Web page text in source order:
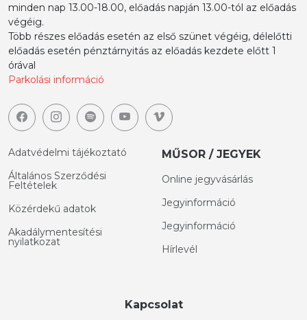
minden nap 13.00-18.00, előadás napján 13.00-tól az előadás
végéig.
Több részes előadás esetén az első szünet végéig, délelőtti
előadás esetén pénztárnyitás az előadás kezdete előtt 1
órával
Parkolási információ
Adatvédelmi tájékoztató
Általános Szerződési
Feltételek
Közérdekű adatok
Akadálymentesítési
nyilatkozat
MŰSOR / JEGYEK
Online jegyvásárlás
Jegyinformáció
Jegyinformáció
Hírlevél
Kapcsolat